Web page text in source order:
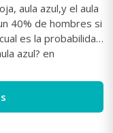
aula azul,y el aula
40% de hombres si
es la probabilidad
azul? en